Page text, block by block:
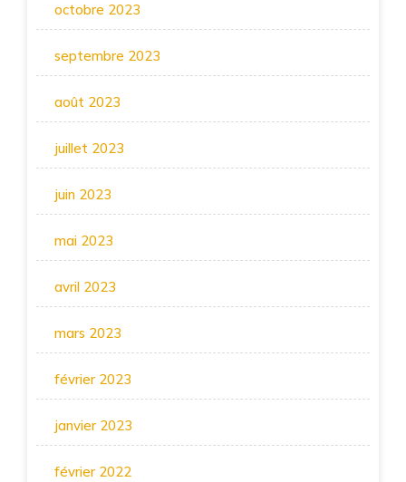
octobre 2023
septembre 2023
août 2023
juillet 2023
juin 2023
mai 2023
avril 2023
mars 2023
février 2023
janvier 2023
février 2022